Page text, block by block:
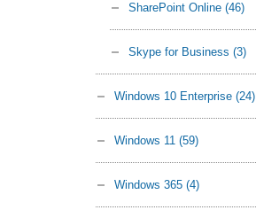
SharePoint Online (46)
Skype for Business (3)
Windows 10 Enterprise (24)
Windows 11 (59)
Windows 365 (4)